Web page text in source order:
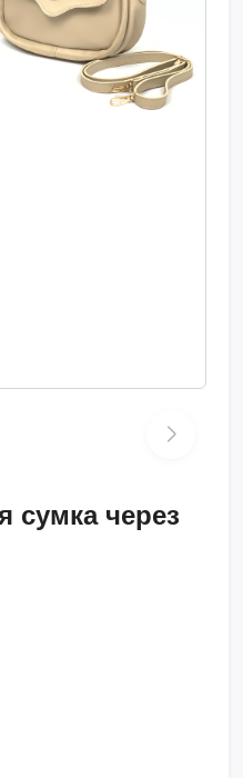
сумка через